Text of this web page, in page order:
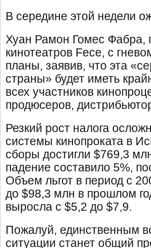
В середине этой недели
Хуан Рамон Гомес Фабра,
кинотеатров Fece, с
планы, заявив, что эта
страны» будет иметь
всех участников
продюсеров,
Резкий рост налога
системы кинопроката в
сборы достигли $769,3
падение составило 5%,
Объем льгот в период с
до $98,3 млн в прошлом
выросла с $5,2 до $7,9.
Пожалуй, единственным
ситуации станет общий